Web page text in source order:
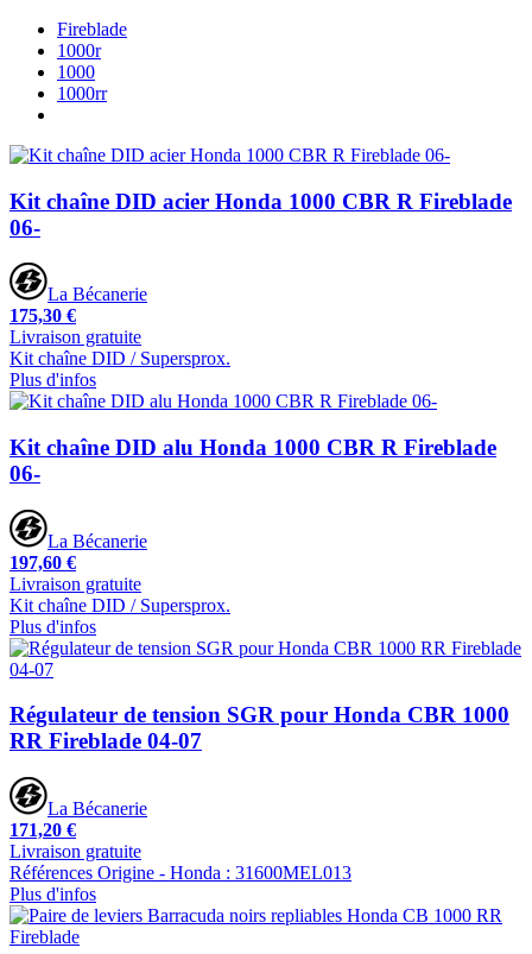
Fireblade
1000r
1000
1000rr
Kit chaîne DID acier Honda 1000 CBR R Fireblade
06-
La Bécanerie
175,30 €
Livraison gratuite
Kit chaîne DID / Supersprox.
Plus d'infos
Kit chaîne DID alu Honda 1000 CBR R Fireblade
06-
La Bécanerie
197,60 €
Livraison gratuite
Kit chaîne DID / Supersprox.
Plus d'infos
Régulateur de tension SGR pour Honda CBR 1000
RR Fireblade 04-07
La Bécanerie
171,20 €
Livraison gratuite
Références Origine - Honda : 31600MEL013
Plus d'infos